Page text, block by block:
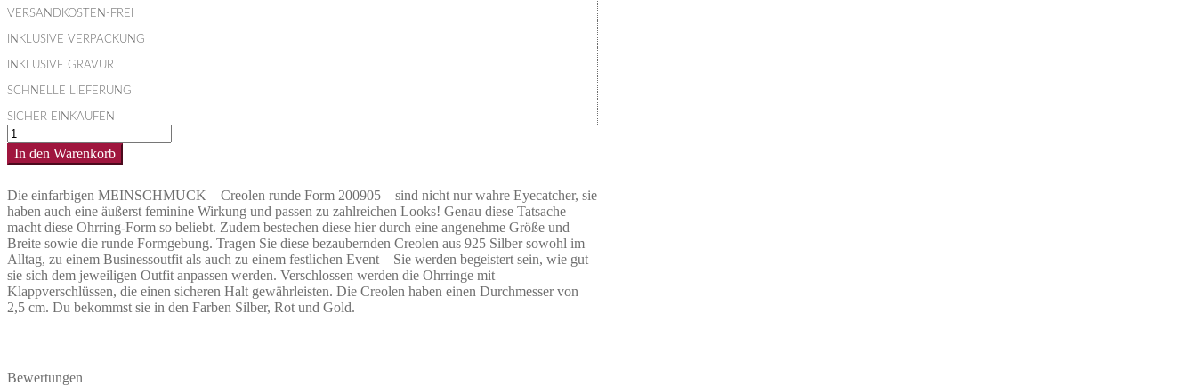
VERSANDKOSTEN-FREI
INKLUSIVE VERPACKUNG
INKLUSIVE GRAVUR
SCHNELLE LIEFERUNG
SICHER EINKAUFEN
Runde
Creolen
Ohrringe
Silber
ORBILIA
Menge
In den Warenkorb
Die einfarbigen MEINSCHMUCK – Creolen runde Form 200905 – sind nicht nur wahre Eyecatcher, sie
haben auch eine äußerst feminine Wirkung und passen zu zahlreichen Looks! Genau diese Tatsache
macht diese Ohrring-Form so beliebt. Zudem bestechen diese hier durch eine angenehme Größe und
Breite sowie die runde Formgebung. Tragen Sie diese bezaubernden Creolen aus 925 Silber sowohl im
Alltag, zu einem Businessoutfit als auch zu einem festlichen Event – Sie werden begeistert sein, wie gut
sie sich dem jeweiligen Outfit anpassen werden. Verschlossen werden die Ohrringe mit
Klappverschlüssen, die einen sicheren Halt gewährleisten. Die Creolen haben einen Durchmesser von
2,5 cm. Du bekommst sie in den Farben Silber, Rot und Gold.
Bewertungen